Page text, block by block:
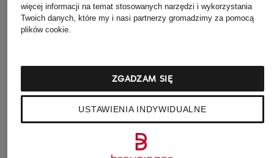
Bransoletki i bangle
Pierścionki TIFFANY & Co.
Płaszcze puchowe Marc
O'Polo
więcej informacji na temat stosowanych narzędzi i wykorzystania
Twoich danych, które my i nasi partnerzy gromadzimy za pomocą
plików cookie.
USTAWIENIA INDYWIDUALNE
ZGADZAM SIĘ